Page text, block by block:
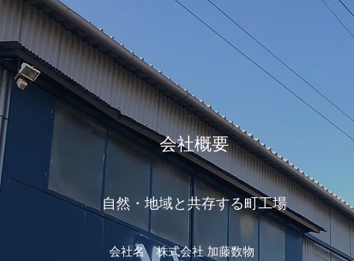
​​会社概要
自然・地域と共存する町工場
会社名 株式会社 加藤数物